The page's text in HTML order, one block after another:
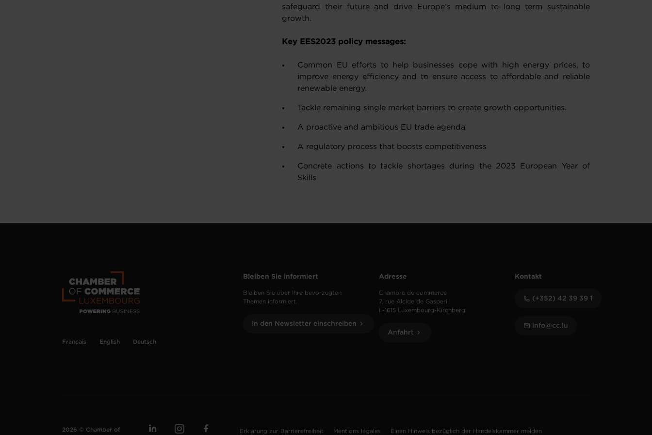
safeguard their future and drive Europe’s medium to long term sustainable
growth.
Key EES2023 policy messages:
Common EU efforts to help businesses cope with high energy prices, to
improve energy efficiency and to ensure access to affordable and reliable
renewable energy.
Tackle remaining single market barriers to create growth opportunities.
A proactive and ambitious EU trade agenda
A regulatory process that boosts competitiveness
Concrete actions to tackle shortages during the 2023 European Year of
Skills
Français English Deutsch
Bleiben Sie informiert
Bleiben Sie über Ihre bevorzugten
Themen informiert.
In den Newsletter einschreiben
Adresse
Chambre de commerce
7, rue Alcide de Gasperi
L-1615 Luxembourg-Kirchberg
Anfahrt
Kontakt
(+352) 42 39 39 1
info@cc.lu
2026 © Chamber of Erklärung zur Barrierefreiheit Mentions légales
Einen Hinweis bezüglich der Handelskammer melden